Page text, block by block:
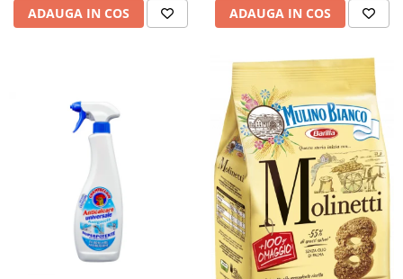
ADAUGA IN COS ADAUGA IN COS